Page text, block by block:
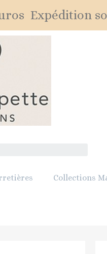
Expédition
Collections